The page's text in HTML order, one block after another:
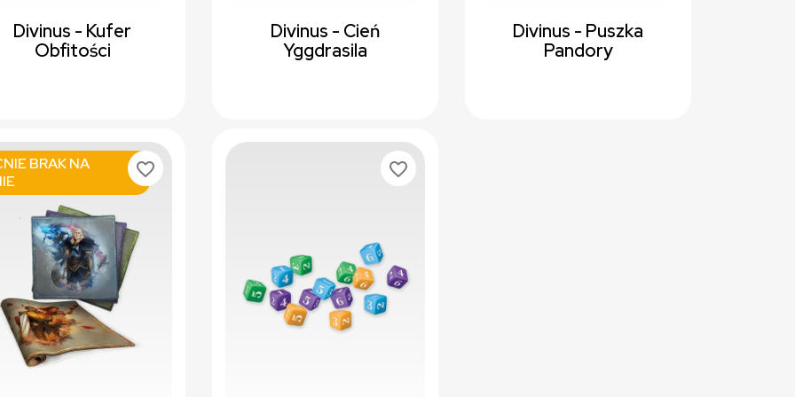
Divinus - Kufer
Obfitości
Divinus - Cień
Yggdrasila
Divinus - Puszka
Pandory
BRAK NA
favorite_border favorite_border